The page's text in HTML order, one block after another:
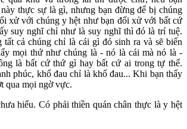
thực sự là gì, nhưng bạn đừng để bị chúng
xử với chúng y hệt như bạn đối xử với bất cứ
suy nghĩ chỉ như là suy nghĩ thì đó là trí tuệ.
tất cả chúng chỉ là cái gì đó sinh ra và sẽ biến
mọi thứ như chúng là - nó là cái mà nó là -
là bất cứ thứ gì hay bất cứ ai trong tự thể.
phúc, khổ đau chỉ là khổ đau... Khi bạn thấy
qua mọi ngờ vực.
hiểu. Có phải thiền quán chân thực là y hệt